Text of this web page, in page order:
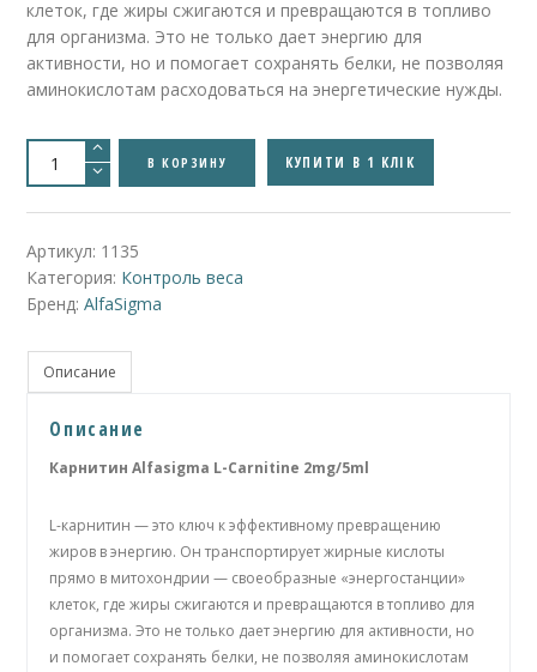
клеток, где жиры сжигаются и превращаются в топливо
для организма. Это не только дает энергию для
активности, но и помогает сохранять белки, не позволяя
аминокислотам расходоваться на энергетические нужды.
Количество
товара
L-
2g/5ml
Л
карнитин
/
карнітін
(Италия)
В КОРЗИНУ КУПИТИ В 1 КЛІК
Артикул: 1135
Категория: Контроль веса
Бренд:AlfaSigma
Описание
Описание
Карнитин Alfasigma L-Carnitine 2mg/5ml
L-карнитин — это ключ к эффективному превращению
жиров в энергию. Он транспортирует жирные кислоты
прямо в митохондрии — своеобразные «энергостанции»
клеток, где жиры сжигаются и превращаются в топливо для
организма. Это не только дает энергию для активности, но
и помогает сохранять белки, не позволяя аминокислотам